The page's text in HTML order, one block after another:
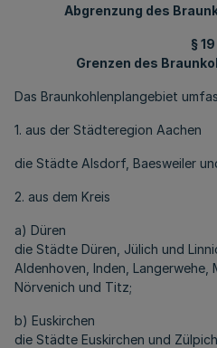
Abgrenzung des
§ 19
Grenzen des
Das Braunkohlenplangebiet
1. aus der Städteregion Aachen
die Städte Alsdorf, Baesweiler
2. aus dem Kreis
a) Düren
die Städte Düren, Jülich und
Aldenhoven, Inden, Langerwehe,
Nörvenich und Titz;
b) Euskirchen
die Städte Euskirchen und